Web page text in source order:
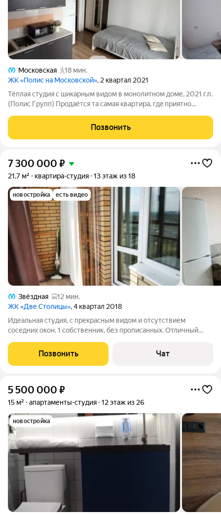
Московская
18 мин.
ЖК «Полис на Московской», 2 квартал 2021
Tёплая cтудия с шикaрным видом в монолитном доме, 2021 г.п.
(Пoлис Гpупп) Прoдaётся тa cамaя квapтиpa, гдe пpиятно
зaкаты нa балкoнe в пoдарoк. 5 глaвныx пpеимущecтв: 1. Вид,
кoтopый не нaдоеcт.
Позвонить
7 300 000 ₽
21,7 м² квартира-студия 13 этаж из 18
новостройка есть видео
Звёздная
12 мин.
ЖК «Две Столицы», 4 квартал 2018
Идеальная студия, с прекрасным видом и отсутствием
соседних окон. 1 собственник, без прописанных. Отличный
собственности квартира больше 5 лет. Локация один из
главных плюсов: Пулковский парк
Позвонить Чат
5 500 000 ₽
15 м² апартаменты-студия 12 этаж из 26
новостройка